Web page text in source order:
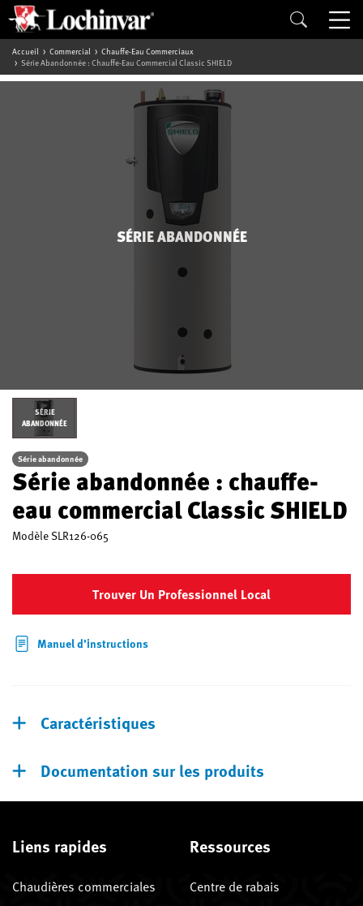
Accueil Commercial
Chauffe-Eau Commerciaux
Série Abandonnée : Chauffe-Eau Commercial Classic SHIELD
SÉRIE ABANDONNÉE
SÉRIE
ABANDONNÉE
Série abandonnée
Série abandonnée : chauffe-
eau commercial Classic SHIELD
Modèle SLR126-065
Trouver Un Professionnel Local
Manuel d’instructions
Caractéristiques
Documentation sur les produits
Liens rapides
Chaudières commerciales
Ressources
Centre de rabais